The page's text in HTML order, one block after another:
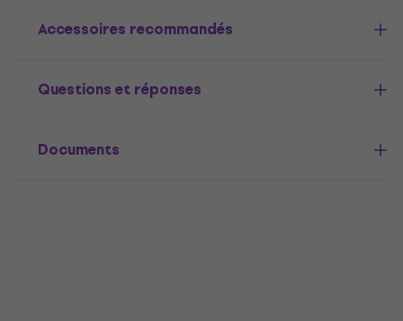
Accessoires recommandés
Questions et réponses
Documents